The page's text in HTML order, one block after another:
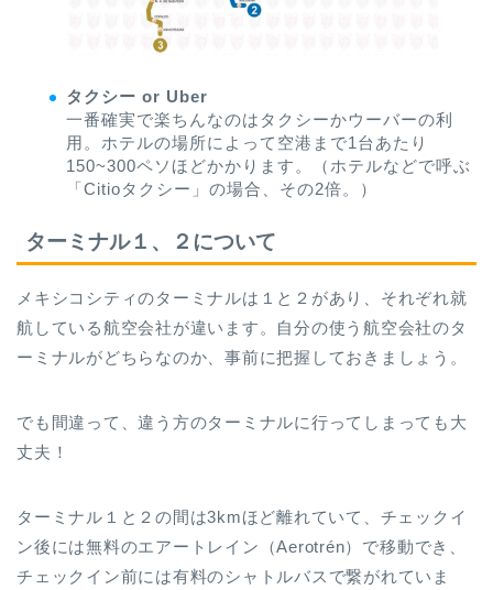
タクシー or Uber
一番確実で楽ちんなのはタクシーかウーバーの利
用。ホテルの場所によって空港まで1台あたり
150~300ペソほどかかります。（ホテルなどで呼ぶ
「Citioタクシー」の場合、その2倍。）
ターミナル１、２について
メキシコシティのターミナルは１と２があり、それぞれ就
航している航空会社が違います。自分の使う航空会社のタ
ーミナルがどちらなのか、事前に把握しておきましょう。
でも間違って、違う方のターミナルに行ってしまっても大
丈夫！
ターミナル１と２の間は3kmほど離れていて、チェックイ
ン後には無料のエアートレイン（Aerotrén）で移動でき、
チェックイン前には有料のシャトルバスで繋がれていま